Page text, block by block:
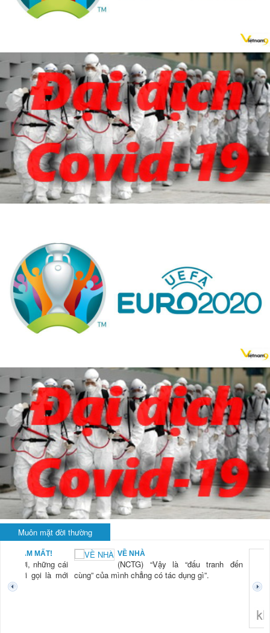
Muôn mặt đời thường
NAM MẤT!
“Xời, những cái
mới gọi là mới
VỀ NHÀ
(NCTG) “Vậy là “đấu tranh đến
cùng” của mình chẳng có tác dụng gì”.